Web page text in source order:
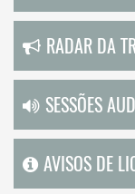
RADAR DA
SESSÕES
AVISOS DE